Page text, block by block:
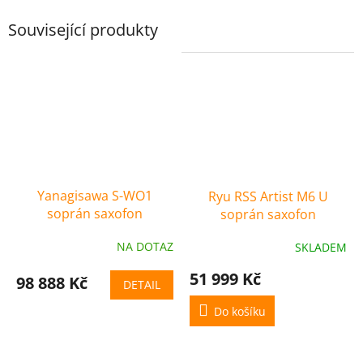
Související produkty
Yanagisawa S-WO1
soprán saxofon
NA DOTAZ
98 888 Kč DETAIL
Ryu RSS Artist M6 U
soprán saxofon
SKLADEM
51 999 Kč
Do košíku